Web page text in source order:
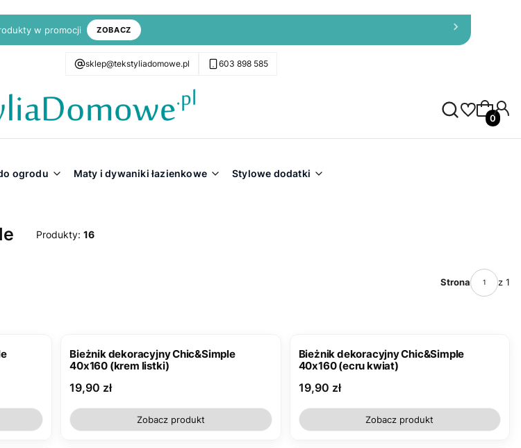
w promocji ZOBACZ
sklep@tekstyliadomowe.pl 603 898 585
Produkty
ogrodu Maty i dywaniki łazienkowe Stylowe dodatki
Produkty: 16
Strona z 1
Bieżnik dekoracyjny Chic&Simple
40x160 (krem listki)
Cena
19,90 zł
Zobacz produkt
Bieżnik dekoracyjny Chic&Simple
40x160 (ecru kwiat)
Cena
19,90 zł
Zobacz produkt